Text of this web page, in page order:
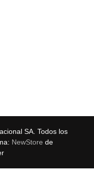
SA. Todos los
NewStore de